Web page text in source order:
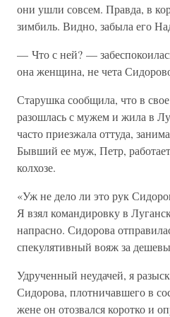
они ушли совсем. Правда, в
зимбиль. Видно, забыла его
— Что с ней? —
она женщина, не чета
Старушка сообщила, что в
разошлась с мужем и жила в
часто приезжала оттуда,
Бывший ее муж, Петр,
колхозе.
«Уж не дело ли это рук
Я взял командировку в
напрасно. Сидорова
спекулятивный вояж за
Удрученный неудачей, я
Сидорова, плотничавшего в
жене он отозвался коротко и